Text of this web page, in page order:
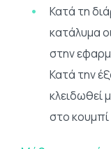
Κατά τη
κατάλυμα
στην
Κατά την
κλειδωθεί
στο